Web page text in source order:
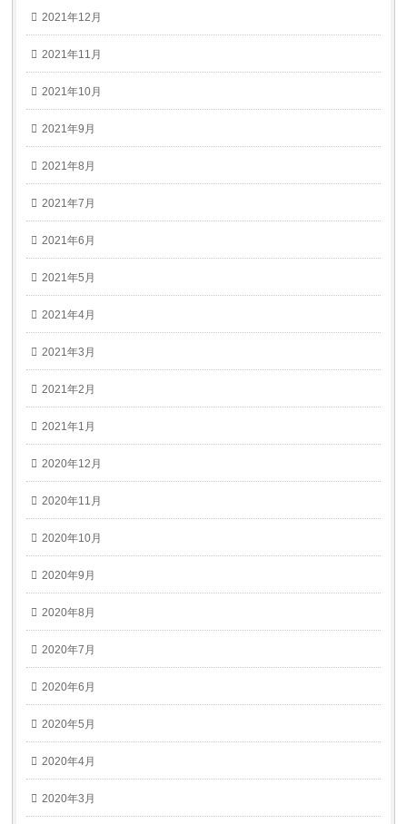
2021年12月
2021年11月
2021年10月
2021年9月
2021年8月
2021年7月
2021年6月
2021年5月
2021年4月
2021年3月
2021年2月
2021年1月
2020年12月
2020年11月
2020年10月
2020年9月
2020年8月
2020年7月
2020年6月
2020年5月
2020年4月
2020年3月